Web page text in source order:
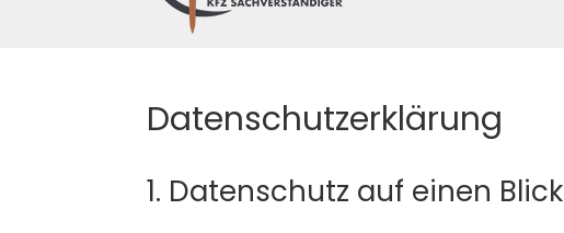
Datenschutz­erklärung
1. Datenschutz auf einen Blick